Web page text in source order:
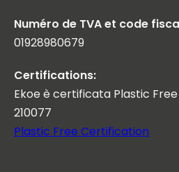
Numéro de TVA et code
01928980679
Certifications:
Ekoe è certificata Plastic
210077
Plastic Free Certification